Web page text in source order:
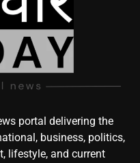
portal delivering the
business, politics,
lifestyle, and current